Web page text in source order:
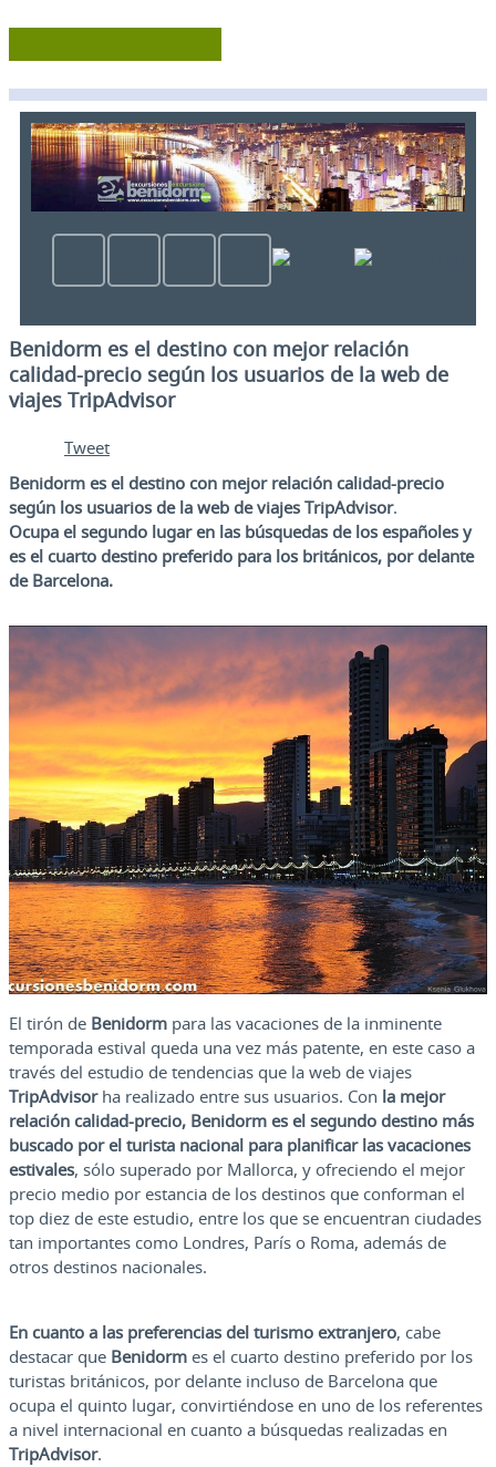
Benidorm es el destino con mejor relación
calidad-precio según los usuarios de la web de
viajes TripAdvisor
Tweet
Benidorm es el destino con mejor relación calidad-precio
según los usuarios de la web de viajes TripAdvisor.
Ocupa el segundo lugar en las búsquedas de los españoles y
es el cuarto destino preferido para los británicos, por delante
de Barcelona.
El tirón de Benidorm para las vacaciones de la inminente
temporada estival queda una vez más patente, en este caso a
través del estudio de tendencias que la web de viajes
TripAdvisorha realizado entre sus usuarios. Con la mejor
relación calidad-precio, Benidorm es el segundo destino más
buscado por el turista nacional para planificar las vacaciones
estivales, sólo superado por Mallorca, y ofreciendo el mejor
precio medio por estancia de los destinos que conforman el
top diez de este estudio, entre los que se encuentran ciudades
tan importantes como Londres, París o Roma, además de
otros destinos nacionales.
En cuanto a las preferencias del turismo extranjero, cabe
destacar que Benidorm es el cuarto destino preferido por los
turistas británicos, por delante incluso de Barcelona que
ocupa el quinto lugar, convirtiéndose en uno de los referentes
a nivel internacional en cuanto a búsquedas realizadas en
TripAdvisor.